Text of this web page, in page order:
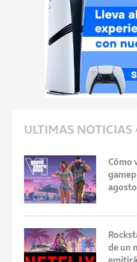
ULTIMAS NOTICIAS
Cómo
agosto
de un